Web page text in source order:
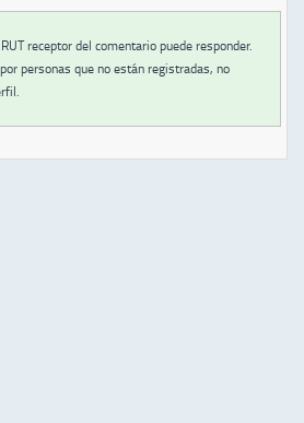
receptor del comentario puede responder.
personas que no están registradas, no